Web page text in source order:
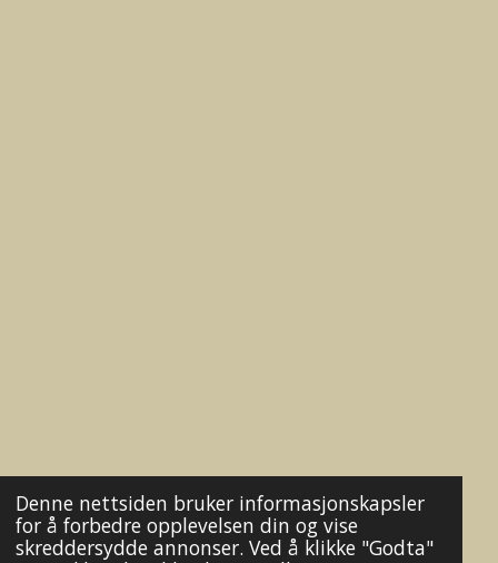
Denne nettsiden bruker informasjonskapsler
for å forbedre opplevelsen din og vise
skreddersydde annonser. Ved å klikke "Godta"